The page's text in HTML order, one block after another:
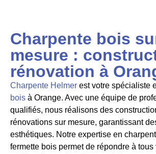
Charpente bois
mesure :
rénovation à
Charpente Helmer est votre spécialiste
bois à Orange. Avec une équipe de
qualifiés, nous réalisons des
rénovations sur mesure, garantissant
esthétiques. Notre expertise en
fermette bois permet de répondre à